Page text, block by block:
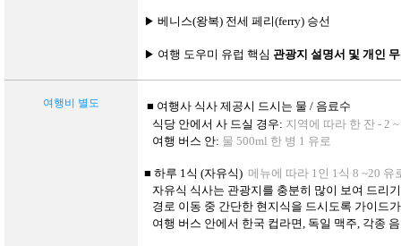
▶ 베니스(왕복) 전세 페리(ferry) 승선
▶ 여행 도우미 유럽 핵심 관광지 설명서 및 개인
여행비 별도 ■ 여행사 식사 제공시 드시는 물 / 음료수
식당 안에서 사 드실 경우: 지역에 따라 한 잔 - 2
여행 버스 안: 물 500ml 한 병 1 유로
■ 하루 1식 (자유식) 메뉴에 따라 1인 1식 8 ~20 유
자유식 식사는 관광지를 충분히 많이 보여 드리기
경로 이동 중 간단한 현지식을 드시도록 가이드가
여행 버스 안에서 한국 컵라면, 독일 맥주, 각종